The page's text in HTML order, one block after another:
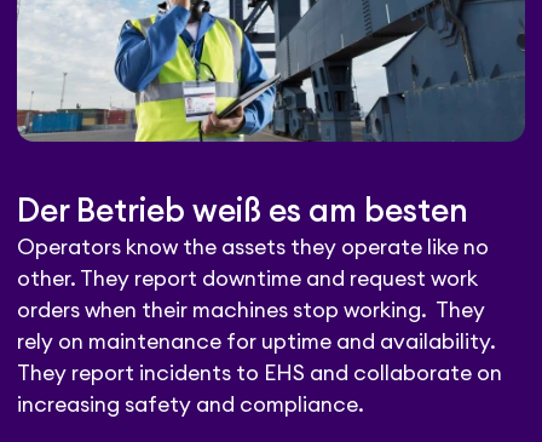
Der Betrieb weiß es am besten
Operators know the assets they operate like no
other. They report downtime and request work
orders when their machines stop working. They
rely on maintenance for uptime and availability.
They report incidents to EHS and collaborate on
increasing safety and compliance.